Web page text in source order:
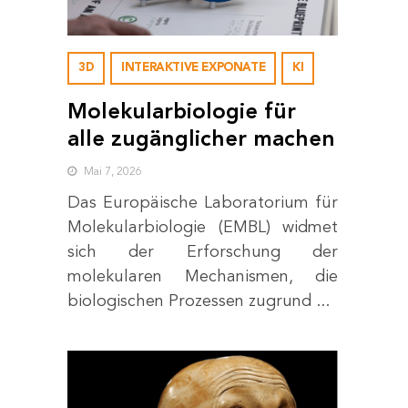
3D INTERAKTIVE EXPONATE KI
Molekularbiologie für
alle zugänglicher machen
Mai 7, 2026
Das Europäische Laboratorium für
Molekularbiologie (EMBL) widmet
sich der Erforschung der
molekularen Mechanismen, die
biologischen Prozessen zugrund ...